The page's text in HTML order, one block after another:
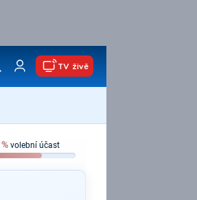
TV živě
% volební účast